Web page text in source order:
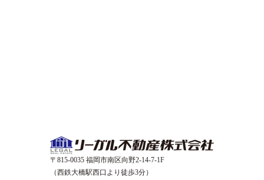
〒815-0035 福岡市南区向野2-14-7-1F
（西鉄大橋駅西口より徒歩3分）